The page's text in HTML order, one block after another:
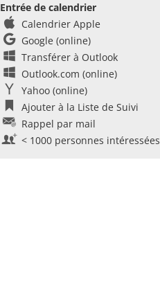
Entrée de calendrier
Calendrier Apple
Google (online)
Transférer à Outlook
Outlook.com (online)
Yahoo (online)
Ajouter à la Liste de Suivi
Rappel par mail
< 1000 personnes intéressées